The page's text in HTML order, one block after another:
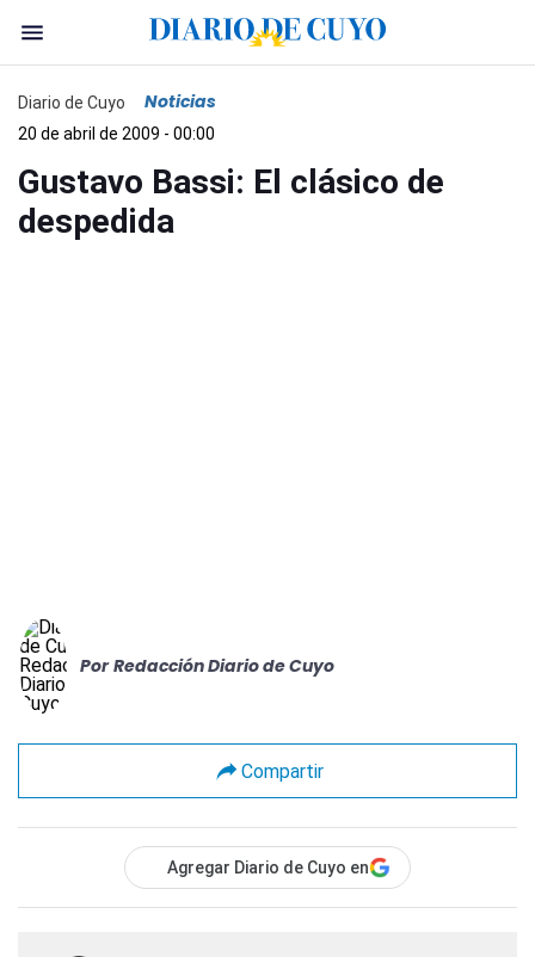
Diario de Cuyo Noticias
20 de abril de 2009 - 00:00
Gustavo Bassi: El clásico de
despedida
Por Redacción Diario de Cuyo
Compartir
Agregar Diario de Cuyo en